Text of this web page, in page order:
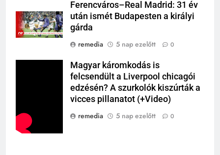
Ferencváros–Real Madrid: 31 év
után ismét Budapesten a királyi
gárda
remedia
5 nap ezelőtt 0
Magyar káromkodás is
felcsendült a Liverpool chicagói
edzésén? A szurkolók kiszúrták a
vicces pillanatot (+Video)
remedia
5 nap ezelőtt 0